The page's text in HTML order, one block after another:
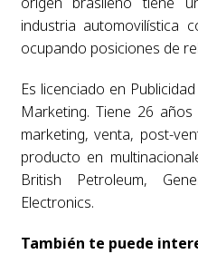
industria automovilística
ocupando posiciones de
Es licenciado en
Marketing. Tiene 26
marketing, venta, post-
producto en
British Petroleum,
Electronics.
También te puede